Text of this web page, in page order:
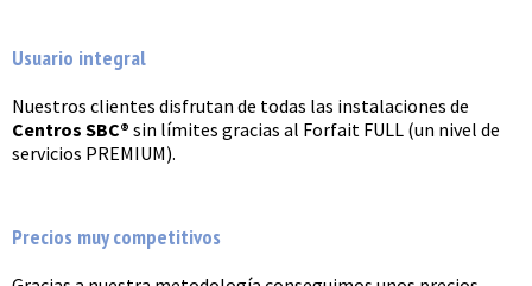
Usuario integral
Nuestros clientes disfrutan de todas las instalaciones de
Centros SBC® sin límites gracias al Forfait FULL (un nivel de
servicios PREMIUM).
Precios muy competitivos